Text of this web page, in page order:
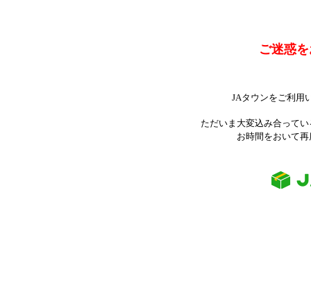
ご迷惑
JAタウンをご利用
ただいま大変込み合って
お時間をおいて